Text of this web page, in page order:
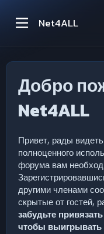
Net4ALL
Добро
Net4ALL
Привет, рады
полноценного
форума вам
другими членами
скрытые от гостей,
забудьте
чтобы выигрывать